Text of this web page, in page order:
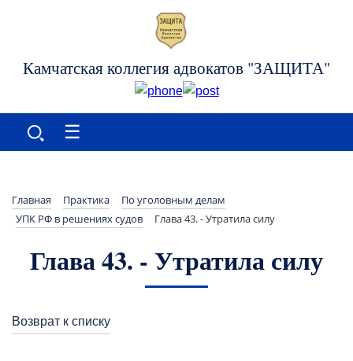
Камчатская коллегия адвокатов "ЗАЩИТА"
☰
Главная Практика
По уголовным делам
УПК РФ в решениях судов
Глава 43. - Утратила силу
Глава 43. - Утратила силу
Возврат к списку